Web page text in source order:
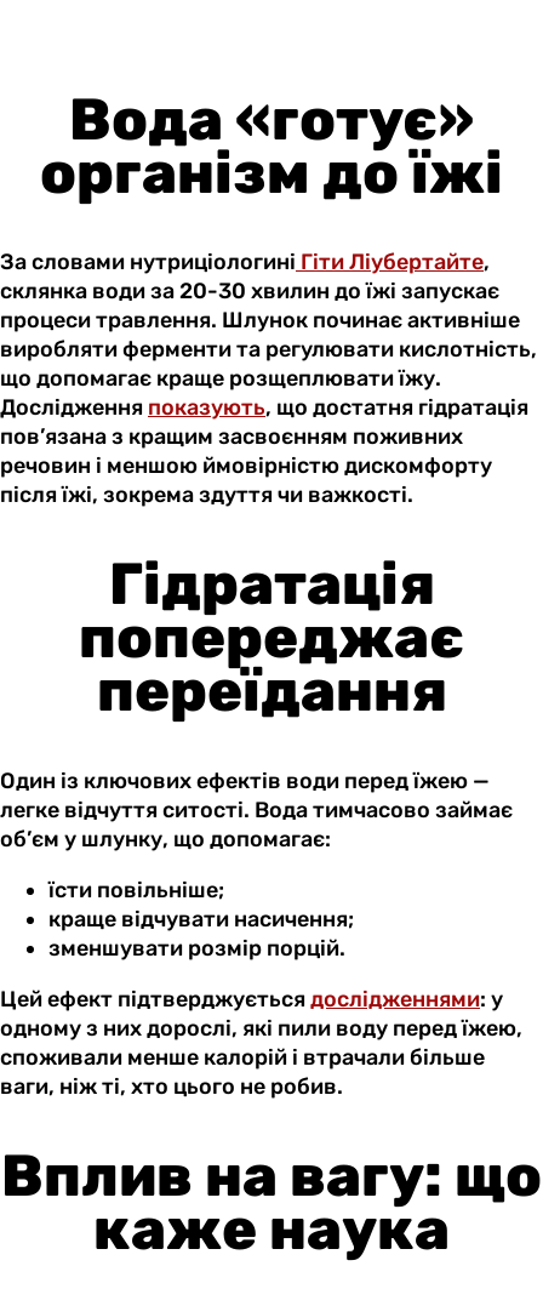
Вода «готує»
організм до їжі
За словами нутриціологині Гіти Ліубертайте,
склянка води за 20-30 хвилин до їжі запускає
процеси травлення. Шлунок починає активніше
виробляти ферменти та регулювати кислотність,
що допомагає краще розщеплювати їжу.
Дослідження показують, що достатня гідратація
пов’язана з кращим засвоєнням поживних
речовин і меншою ймовірністю дискомфорту
після їжі, зокрема здуття чи важкості.
Гідратація
попереджає
переїдання
Один із ключових ефектів води перед їжею —
легке відчуття ситості. Вода тимчасово займає
об’єм у шлунку, що допомагає:
їсти повільніше;
краще відчувати насичення;
зменшувати розмір порцій.
Цей ефект підтверджуєтьсядослідженнями: у
одному з них дорослі, які пили воду перед їжею,
споживали менше калорій і втрачали більше
ваги, ніж ті, хто цього не робив.
Вплив на вагу: що
каже наука